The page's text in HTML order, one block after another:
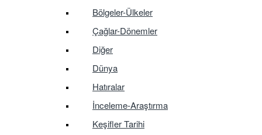
Bölgeler-Ülkeler
Çağlar-Dönemler
Diğer
Dünya
Hatıralar
İnceleme-Araştırma
Keşifler Tarihi